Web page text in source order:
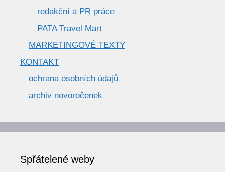
redakční a PR práce
PATA Travel Mart
MARKETINGOVÉ TEXTY
KONTAKT
ochrana osobních údajů
archiv novoročenek
Spřátelené weby